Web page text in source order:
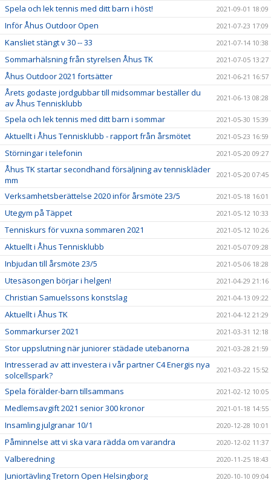
Spela och lek tennis med ditt barn i höst! 2021-09-01 18:09
Inför Åhus Outdoor Open 2021-07-23 17:09
Kansliet stängt v 30 -- 33 2021-07-14 10:38
Sommarhälsning från styrelsen Åhus TK 2021-07-05 13:27
Åhus Outdoor 2021 fortsätter 2021-06-21 16:57
Årets godaste jordgubbar till midsommar beställer du
av Åhus Tennisklubb
2021-06-13 08:28
Spela och lek tennis med ditt barn i sommar 2021-05-30 15:39
Aktuellt i Åhus Tennisklubb - rapport från årsmötet 2021-05-23 16:59
Störningar i telefonin 2021-05-20 09:27
Åhus TK startar secondhand försäljning av tenniskläder
mm
2021-05-20 07:45
Verksamhetsberättelse 2020 inför årsmöte 23/5 2021-05-18 16:01
Utegym på Täppet 2021-05-12 10:33
Tenniskurs för vuxna sommaren 2021 2021-05-12 10:26
Aktuellt i Åhus Tennisklubb 2021-05-07 09:28
Inbjudan till årsmöte 23/5 2021-05-06 18:28
Utesäsongen börjar i helgen! 2021-04-29 21:16
Christian Samuelssons konstslag 2021-04-13 09:22
Aktuellt i Åhus TK 2021-04-12 21:29
Sommarkurser 2021 2021-03-31 12:18
Stor uppslutning när juniorer städade utebanorna 2021-03-28 21:59
Intresserad av att investera i vår partner C4 Energis nya
solcellspark?
2021-03-22 15:52
Spela förälder-barn tillsammans 2021-02-12 10:05
Medlemsavgift 2021 senior 300 kronor 2021-01-18 14:55
Insamling julgranar 10/1 2020-12-28 10:01
Påminnelse att vi ska vara rädda om varandra 2020-12-02 11:37
Valberedning 2020-11-25 18:43
Juniortävling Tretorn Open Helsingborg 2020-10-10 09:04